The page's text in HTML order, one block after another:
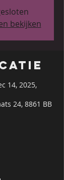
bekijken
14, 2025,
24, 8861 BB